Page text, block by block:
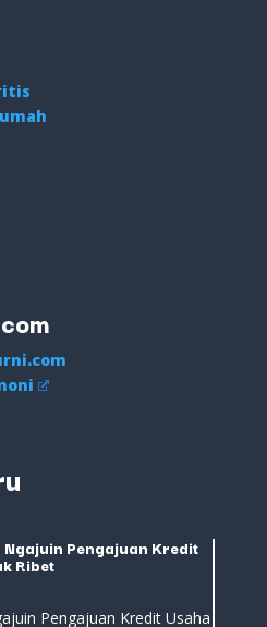
Pengajuan Kredit
Ribet
Pengajuan Kredit Usaha